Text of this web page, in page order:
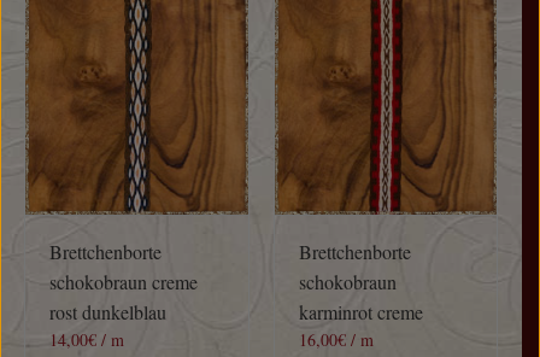
Brettchenborte
schokobraun creme
rost dunkelblau
14,00€ / m
Brettchenborte
schokobraun
karminrot creme
16,00€ / m